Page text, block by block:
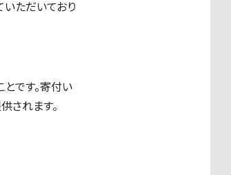
いただいており
です。寄付い
されます。